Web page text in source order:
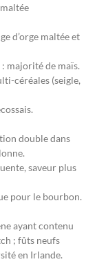
d’orge maltée et
: majorité de maïs.
céréales (seigle,
double dans
saveur plus
pour le bourbon.
ayant contenu
; fûts neufs
en Irlande.